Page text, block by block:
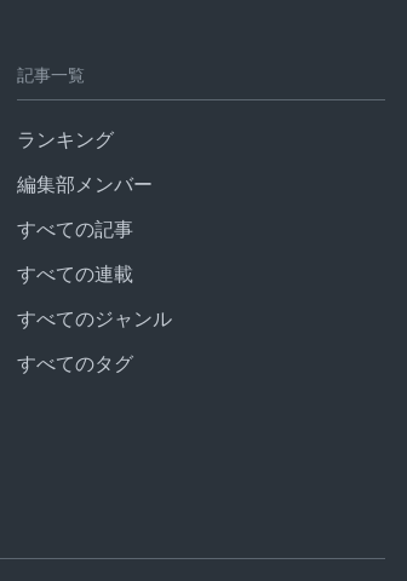
記事一覧
ランキング
編集部メンバー
すべての記事
すべての連載
すべてのジャンル
すべてのタグ